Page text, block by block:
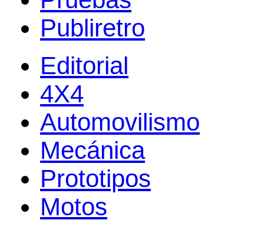
Publiretro
Editorial
4X4
Automovilismo
Mecánica
Prototipos
Motos